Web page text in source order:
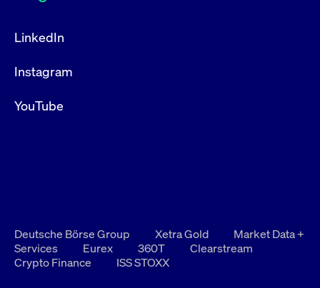
LinkedIn
Instagram
YouTube
Deutsche Börse Group Xetra Gold
Market Data +
Services
Eurex 360T
Clearstream
Crypto Finance
ISS STOXX